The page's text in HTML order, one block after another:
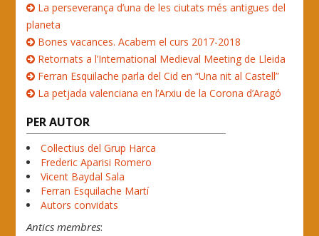
La perseverança d’una de les ciutats més antigues del
planeta
Bones vacances. Acabem el curs 2017-2018
Retornats a l’International Medieval Meeting de Lleida
Ferran Esquilache parla del Cid en “Una nit al Castell”
La petjada valenciana en l’Arxiu de la Corona d’Aragó
PER AUTOR
Col·lectius del Grup Harca
Frederic Aparisi Romero
Vicent Baydal Sala
Ferran Esquilache Martí
Autors convidats
Antics membres: